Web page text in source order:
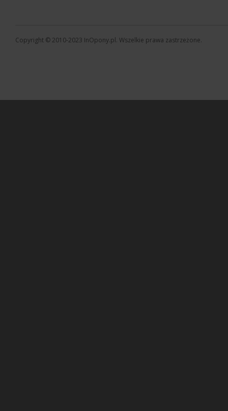
Copyright © 2010-2023 InOpony.pl. Wszelkie prawa zastrzeżone.